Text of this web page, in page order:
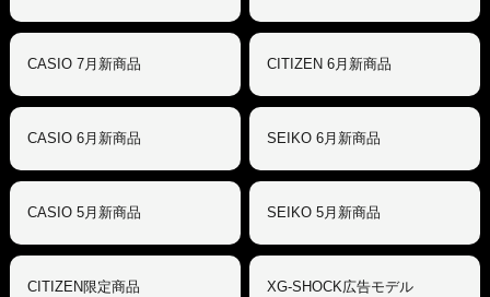
CASIO 7月新商品 CITIZEN 6月新商品
CASIO 6月新商品 SEIKO 6月新商品
CASIO 5月新商品 SEIKO 5月新商品
CITIZEN限定商品 XG-SHOCK広告モデル